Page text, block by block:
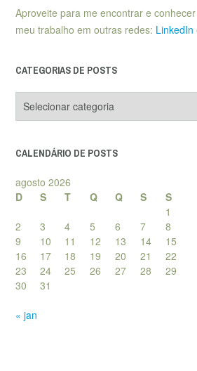
Aproveite para me encontrar e
meu trabalho em outras redes: LinkedIn
CATEGORIAS DE POSTS
de
CALENDÁRIO DE POSTS
agosto 2026
D
S T Q Q S
S
1
2
3 4 5 6 7
8
9
10 11 12 13 14
15
16
17 18 19 20 21
22
23
24 25 26 27 28
29
30
31
« jan